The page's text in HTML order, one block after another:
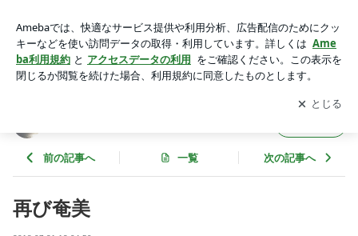
アプリをダウンロードして ブログの更新通知
を受け取りまし
ょう。
開く
前の記事へ 一覧 次の記事へ
再び奄美